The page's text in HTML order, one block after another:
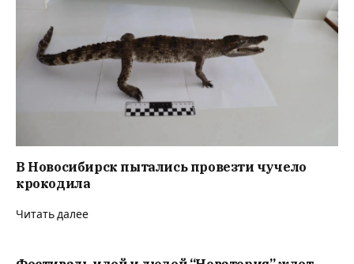
В Новосибирск пытались провезти чучело
крокодила
Читать далее